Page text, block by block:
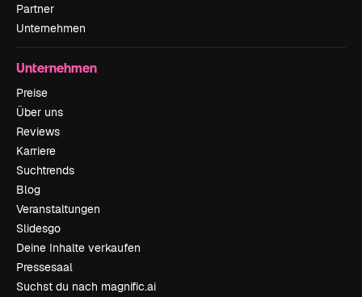
Partner
Unternehmen
Unternehmen
Preise
Über uns
Reviews
Karriere
Suchtrends
Blog
Veranstaltungen
Slidesgo
Deine Inhalte verkaufen
Pressesaal
Suchst du nach magnific.ai